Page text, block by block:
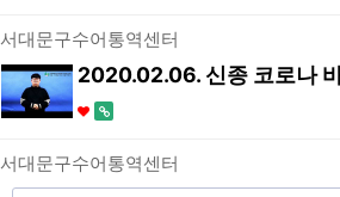
서대문구수어통역센터
2020.02.06. 신종 코로나
서대문구수어통역센터